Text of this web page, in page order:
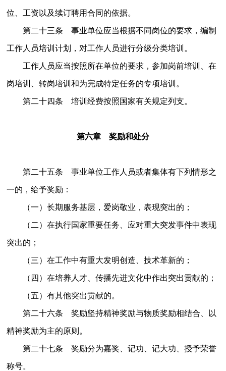
位、工资以及续订聘用合同的依据。
第二十三条 事业单位应当根据不同岗位的要求，编制
工作人员培训计划，对工作人员进行分级分类培训。
工作人员应当按照所在单位的要求，参加岗前培训、在
岗培训、转岗培训和为完成特定任务的专项培训。
第二十四条 培训经费按照国家有关规定列支。
第六章 奖励和处分
第二十五条 事业单位工作人员或者集体有下列情形之
一的，给予奖励：
（一）长期服务基层，爱岗敬业，表现突出的；
（二）在执行国家重要任务、应对重大突发事件中表现
突出的；
（三）在工作中有重大发明创造、技术革新的；
（四）在培养人才、传播先进文化中作出突出贡献的；
（五）有其他突出贡献的。
第二十六条 奖励坚持精神奖励与物质奖励相结合、以
精神奖励为主的原则。
第二十七条 奖励分为嘉奖、记功、记大功、授予荣誉
称号。